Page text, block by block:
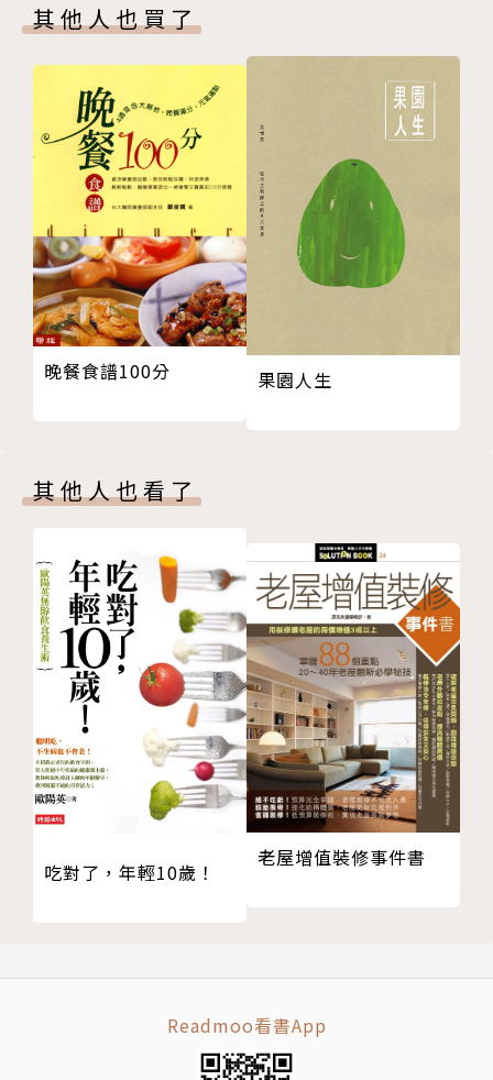
★一遞上食物，馬上看得到牠的高興。
只要充滿愛的守護關照牠，就可以了喔。
歡迎大家一起加入有圓滾滾柴犬的優閒歡樂小日子！
Let's enjoy TARUSHIBA's life！
作者簡介
アタモト
ATAMOTO
插畫家，漫畫藝術家，主要在網路上發表作品。
譯者簡介
東吳大學日文系畢。
1997年進入國際知名廣告公司，累積多年行銷企劃工
作經驗後，轉入肖像授權代理業界，主導眾多知名肖像
人物行銷活動、舞台劇及主題活動。目前，仍繼續為這
紛亂的世界，創造更多夢想與快樂。
其他人也買了
晚餐食譜100分 果園人生
其他人也看了
吃對了，年輕10歲！
老屋增值裝修事件書
Readmoo看書App